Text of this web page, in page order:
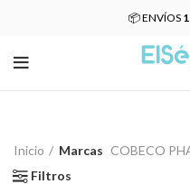
📦 ENVÍOS
Inicio Marcas COBECO
Filtros